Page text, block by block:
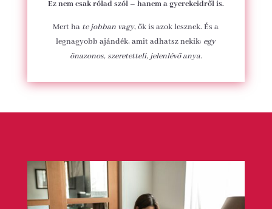
Ez nem csak rólad szól – hanem a gyerekeidről is.
Mert ha te jobban vagy, ők is azok lesznek. És a
legnagyobb ajándék, amit adhatsz nekik: egy
önazonos, szeretetteli, jelenlévő anya.